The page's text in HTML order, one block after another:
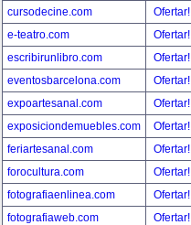
cursodecine.com
Ofertar!
e-teatro.com
Ofertar!
escribirunlibro.com
Ofertar!
eventosbarcelona.com
Ofertar!
expoartesanal.com
Ofertar!
exposiciondemuebles.com
Ofertar!
feriartesanal.com
Ofertar!
forocultura.com
Ofertar!
fotografiaenlinea.com
Ofertar!
fotografiaweb.com
Ofertar!